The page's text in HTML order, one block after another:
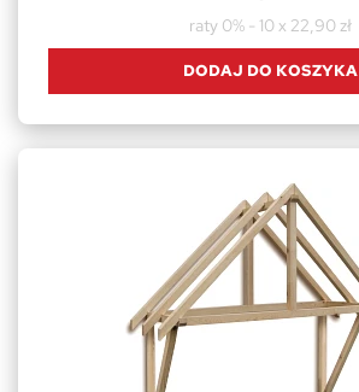
raty 0% - 10 x 22,90 zł
DODAJ DO KOSZYKA